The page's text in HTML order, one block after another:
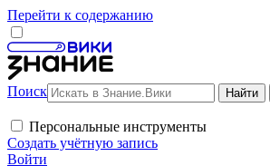
Перейти к содержанию
Поиск
Персональные инструменты
Создать учётную запись
Войти